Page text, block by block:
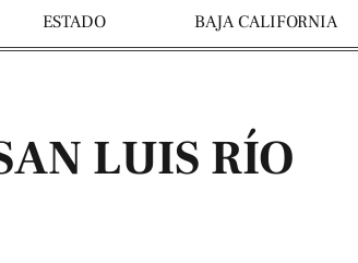
ESTADO BAJA CALIFORNIA
LUIS RÍO